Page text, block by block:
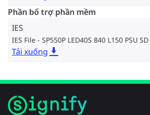
Phần bổ trợ phần mềm
IES
IES File - SP550P LED40S 840 L150 PSU
Tải xuống